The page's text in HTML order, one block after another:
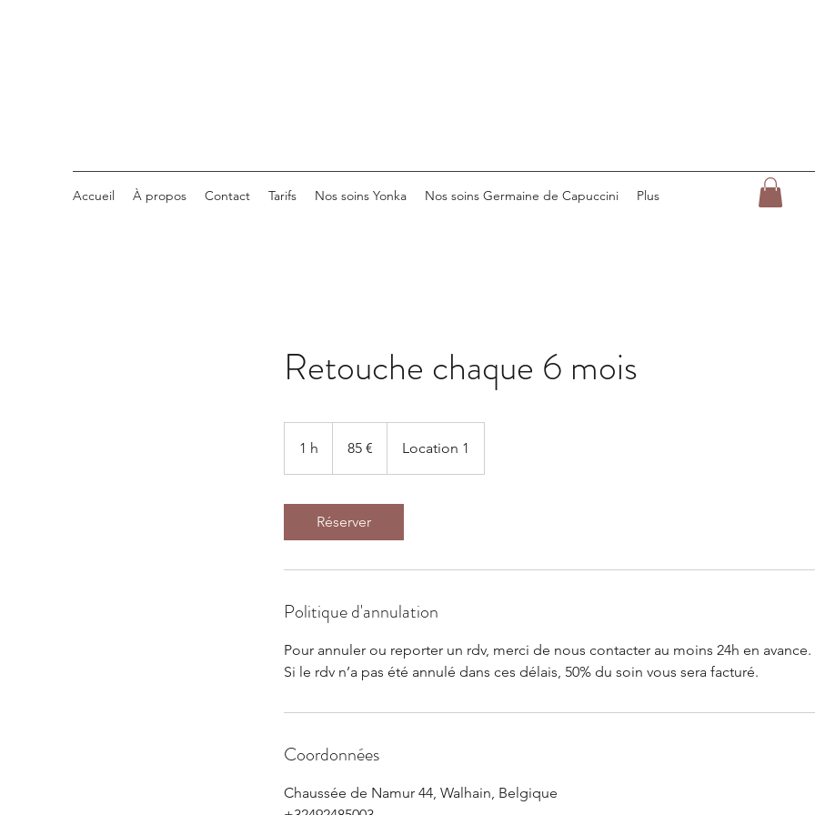
Accueil À propos Contact Tarifs Nos soins Yonka Nos soins Germaine de Capuccini Plus
Retouche chaque 6 mois
1 h 85 € Location 1
Réserver
Politique d'annulation
Pour annuler ou reporter un rdv, merci de nous contacter au moins 24h en avance.
Si le rdv n’a pas été annulé dans ces délais, 50% du soin vous sera facturé.
Coordonnées
Chaussée de Namur 44, Walhain, Belgique